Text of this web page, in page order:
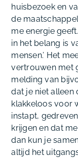
huisbezoek en
de
me energie
in het belang is
mensen.’ Het
vertrouwen met
melding van
dat je niet alleen
klakkeloos voor
instapt,
krijgen en dat
dan kun je
altijd het